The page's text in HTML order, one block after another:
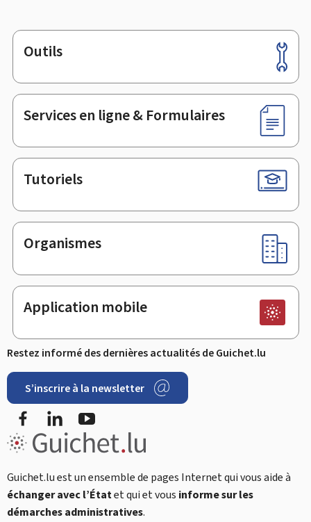
Pied
de
page
Outils
Services en ligne & Formulaires
Tutoriels
Organismes
Application mobile
Restez informé des dernières actualités de Guichet.lu
S’inscrire à la newsletter
FacebookLinkedIn
Guichet.lu est un ensemble de pages Internet qui vous aide à
échanger avec l’Étatet qui et vous informe sur les
démarches administratives.